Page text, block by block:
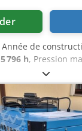
Année de
796 h, Pression
nominale : 110
: 400
: 400 V / 50
entretenu